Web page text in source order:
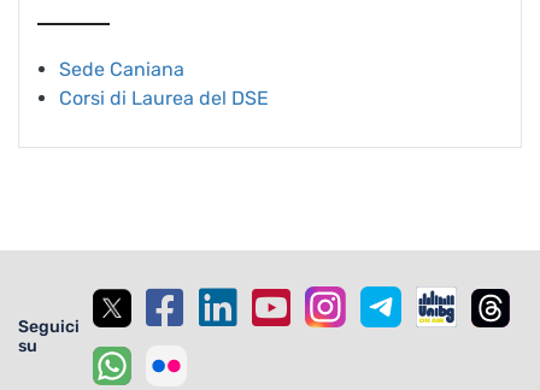
Sede Caniana
Corsi di Laurea del DSE
Seguici
su